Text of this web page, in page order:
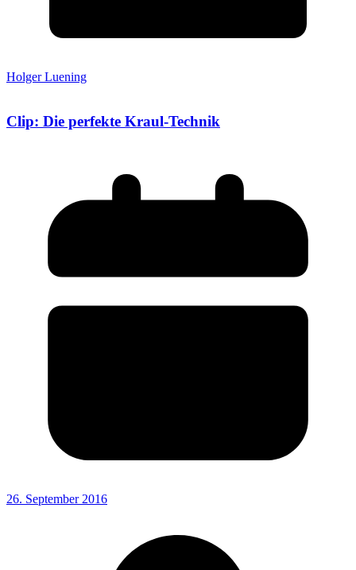
Holger Luening
Clip: Die perfekte Kraul-Technik
26. September 2016